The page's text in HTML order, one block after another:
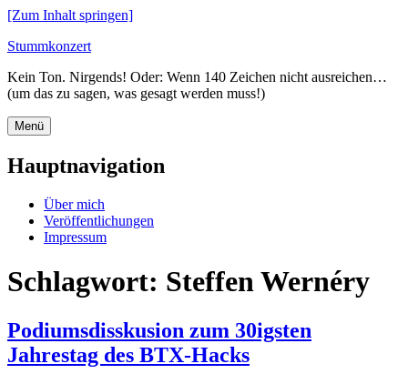
[Zum Inhalt springen]
Stummkonzert
Kein Ton. Nirgends! Oder: Wenn 140 Zeichen nicht ausreichen…
(um das zu sagen, was gesagt werden muss!)
Menü
Hauptnavigation
Über mich
Veröffentlichungen
Impressum
Schlagwort: Steffen Wernéry
Podiumsdisskusion zum 30igsten
Jahrestag des BTX-Hacks